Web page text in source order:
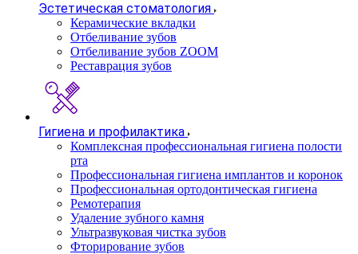
Эстетическая стоматология
Керамические вкладки
Отбеливание зубов
Отбеливание зубов ZOOM
Реставрация зубов
Гигиена и профилактика
Комплексная профессиональная гигиена полости
рта
Профессиональная гигиена имплантов и коронок
Профессиональная ортодонтическая гигиена
Ремотерапия
Удаление зубного камня
Ультразвуковая чистка зубов
Фторирование зубов